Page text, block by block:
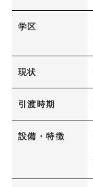
学区
現状
引渡時期
設備・特徴